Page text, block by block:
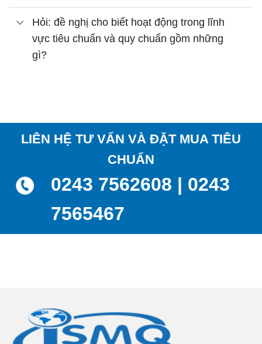
Hỏi: đề nghị cho biết hoạt động trong lĩnh
vực tiêu chuẩn và quy chuẩn gồm những
gì?
LIÊN HỆ TƯ VẤN VÀ ĐẶT MUA TIÊU
CHUẨN
0243 7562608 | 0243
7565467